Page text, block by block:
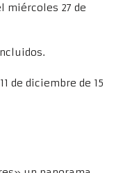
miércoles 27 de
de diciembre de 15